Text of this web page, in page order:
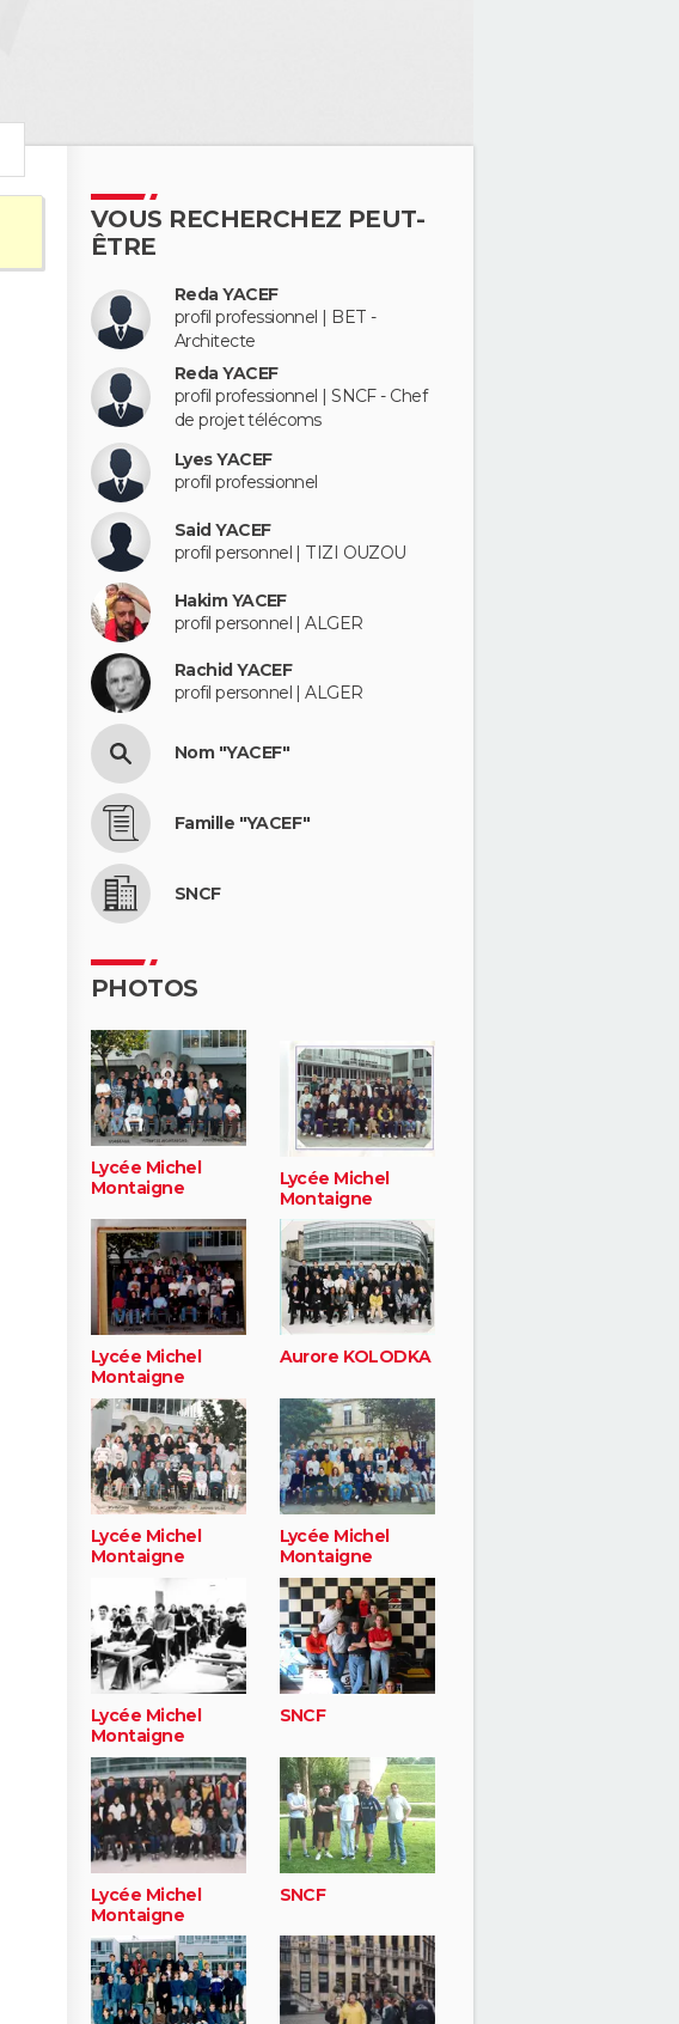
VOUS RECHERCHEZ PEUT-
ÊTRE
Reda YACEF
profil professionnel | BET -
Architecte
Reda YACEF
profil professionnel | SNCF - Chef
de projet télécoms
Lyes YACEF
profil professionnel
Said YACEF
profil personnel | TIZI OUZOU
Hakim YACEF
profil personnel | ALGER
Rachid YACEF
profil personnel | ALGER
Nom "YACEF"
Famille "YACEF"
SNCF
PHOTOS
Lycée Michel
Montaigne
Lycée Michel
Montaigne
Lycée Michel
Montaigne
Aurore KOLODKA
Lycée Michel
Montaigne
Lycée Michel
Montaigne
Lycée Michel
Montaigne
SNCF
Lycée Michel
Montaigne
SNCF